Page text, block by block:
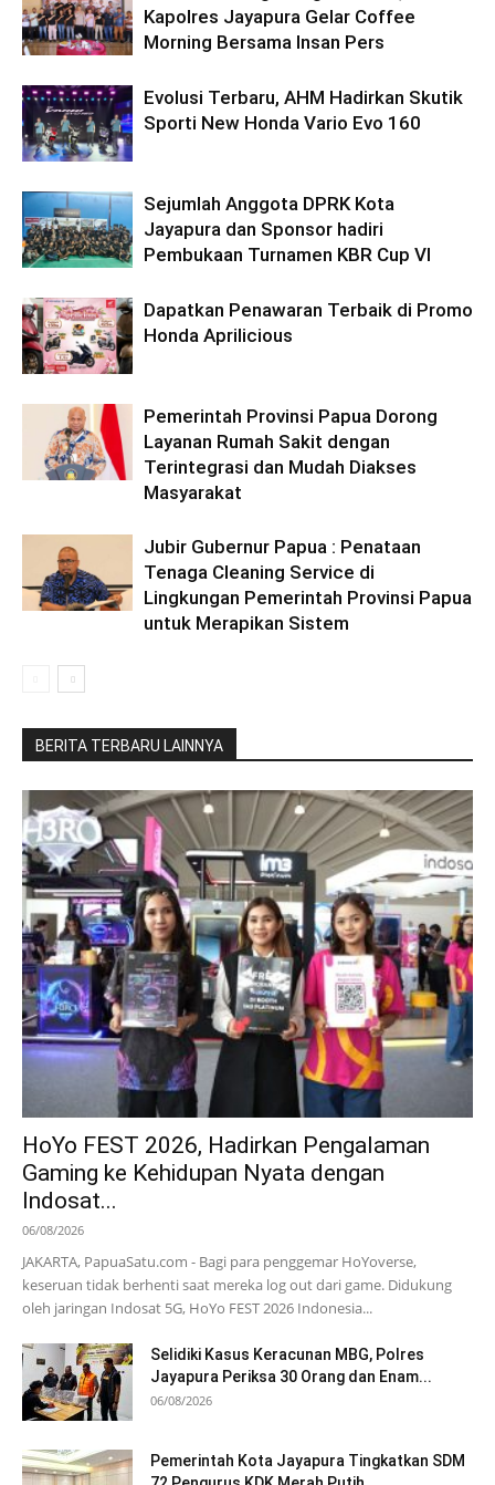
Kapolres Jayapura Gelar Coffee
Morning Bersama Insan Pers
Evolusi Terbaru, AHM Hadirkan Skutik
Sporti New Honda Vario Evo 160
Sejumlah Anggota DPRK Kota
Jayapura dan Sponsor hadiri
Pembukaan Turnamen KBR Cup VI
Dapatkan Penawaran Terbaik di Promo
Honda Aprilicious
Pemerintah Provinsi Papua Dorong
Layanan Rumah Sakit dengan
Terintegrasi dan Mudah Diakses
Masyarakat
Jubir Gubernur Papua : Penataan
Tenaga Cleaning Service di
Lingkungan Pemerintah Provinsi Papua
untuk Merapikan Sistem
BERITA TERBARU LAINNYA
HoYo FEST 2026, Hadirkan Pengalaman
Gaming ke Kehidupan Nyata dengan
Indosat...
06/08/2026
JAKARTA, PapuaSatu.com - Bagi para penggemar HoYoverse,
keseruan tidak berhenti saat mereka log out dari game. Didukung
oleh jaringan Indosat 5G, HoYo FEST 2026 Indonesia...
Selidiki Kasus Keracunan MBG, Polres
Jayapura Periksa 30 Orang dan Enam...
06/08/2026
Pemerintah Kota Jayapura Tingkatkan SDM